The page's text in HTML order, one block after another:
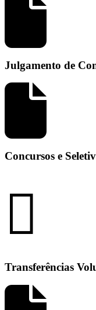
Julgamento de
Concursos e
Transferências